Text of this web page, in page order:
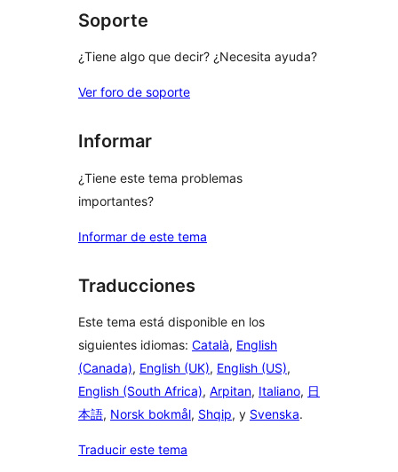
Soporte
¿Tiene algo que decir? ¿Necesita ayuda?
Ver foro de soporte
Informar
¿Tiene este tema problemas
importantes?
Informar de este tema
Traducciones
Este tema está disponible en los
siguientes idiomas: Català, English
(Canada), English (UK), English (US),
English (South Africa), Arpitan, Italiano, 日
本語, Norsk bokmål, Shqip, y Svenska.
Traducir este tema